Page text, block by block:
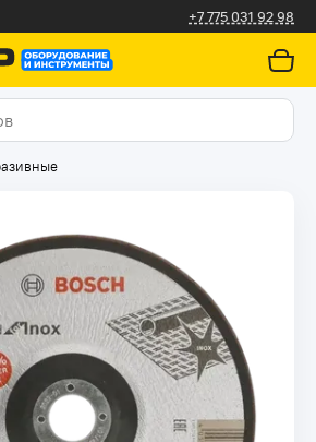
+7 775 031 92 98